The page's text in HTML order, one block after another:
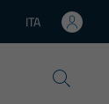
Lingua attiva:
ITA